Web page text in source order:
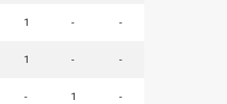
1 - -
1 - -
- 1 -